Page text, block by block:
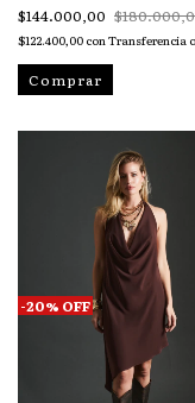
$144.000,00
$122.400,00 conTransferencia
Comprar
-20% OFF